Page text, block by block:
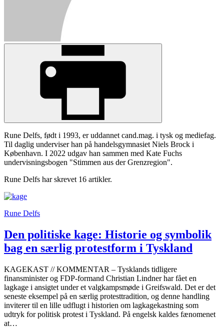
Rune Delfs, født i 1993, er uddannet cand.mag. i tysk og mediefag.
Til daglig underviser han på handelsgymnasiet Niels Brock i
København. I 2022 udgav han sammen med Kate Fuchs
undervisningsbogen "Stimmen aus der Grenzregion".
Rune Delfs har skrevet 16 artikler.
Rune Delfs
Den politiske kage: Historie og symbolik
bag en særlig protestform i Tyskland
KAGEKAST // KOMMENTAR – Tysklands tidligere
finansminister og FDP-formand Christian Lindner har fået en
lagkage i ansigtet under et valgkampsmøde i Greifswald. Det er det
seneste eksempel på en særlig protesttradition, og denne handling
inviterer til en lille udflugt i historien om lagkagekastning som
udtryk for politisk protest i Tyskland. På engelsk kaldes fænomenet
at…